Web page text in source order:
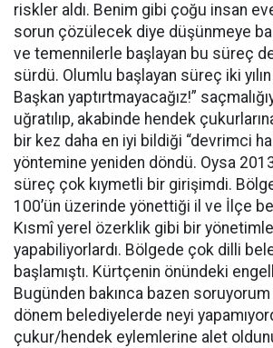
riskler aldı. Benim gibi çoğu insan
sorun çözülecek diye düşünmeye
ve temennilerle başlayan bu süreç de
sürdü. Olumlu başlayan süreç iki
Başkan yaptırtmayacağız!”
uğratılıp, akabinde hendek
bir kez daha en iyi bildiği “devrimci
yöntemine yeniden döndü. Oysa
süreç çok kıymetli bir girişimdi.
100’ün üzerinde yönettiği il ve İlçe
Kısmî yerel özerklik gibi bir
yapabiliyorlardı. Bölgede çok dilli
başlamıştı. Kürtçenin önündeki
Bugünden bakınca bazen soruyorum
dönem belediyelerde neyi
çukur/hendek eylemlerine alet